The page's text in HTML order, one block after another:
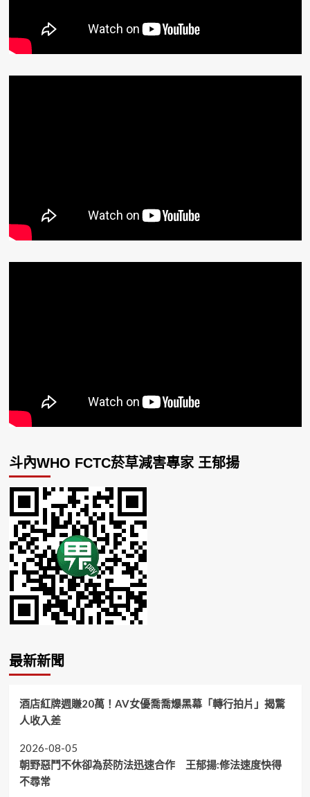
斗內WHO FCTC菸草減害專家 王郁揚
最新新聞
酒店紅牌週賺20萬！AV女優喬喬爆黑幕「轉行拍片」揭驚
人收入差
2026-08-05
朝野惡鬥不休卻為菸防法迅速合作 王郁揚:修法速度快得
不尋常